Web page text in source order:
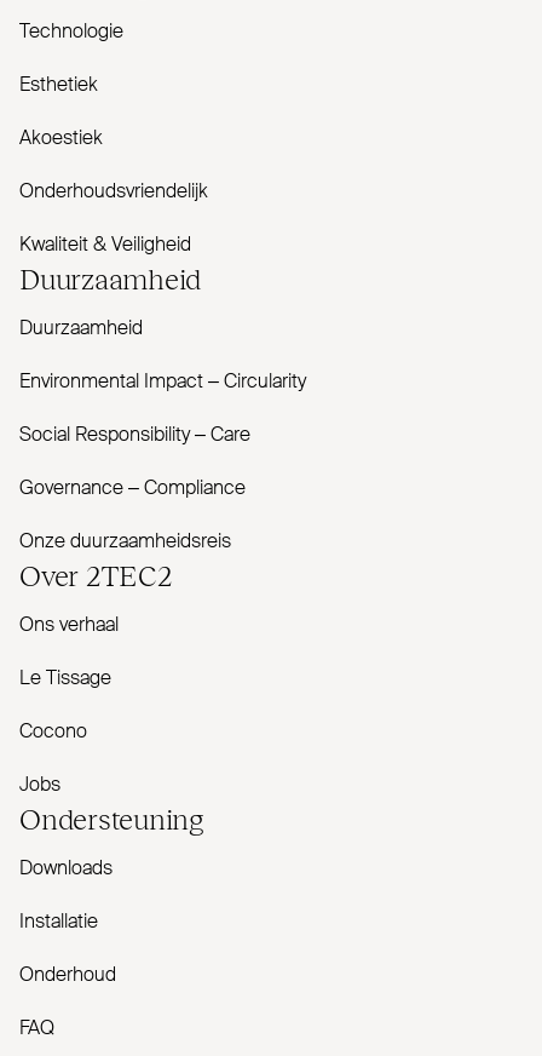
Technologie
Esthetiek
Akoestiek
Onderhoudsvriendelijk
Kwaliteit & Veiligheid
Duur­zaamheid
Duurzaamheid
Envi­ronmental Impact – Cir­cularity
Social Responsibility – Care
Governance – Com­pliance
Onze duurzaamheidsreis
Over 2TEC2
Ons verhaal
Le Tissage
Cocono
Jobs
Onder­steuning
Downloads
Installatie
Onderhoud
FAQ